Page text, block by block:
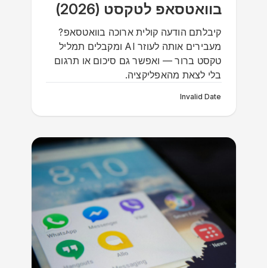
בוואטסאפ לטקסט (2026)
קיבלתם הודעה קולית ארוכה בוואטסאפ?
מעבירים אותה לעוזר AI ומקבלים תמליל
טקסט ברור — ואפשר גם סיכום או תרגום
בלי לצאת מהאפליקציה.
Invalid Date